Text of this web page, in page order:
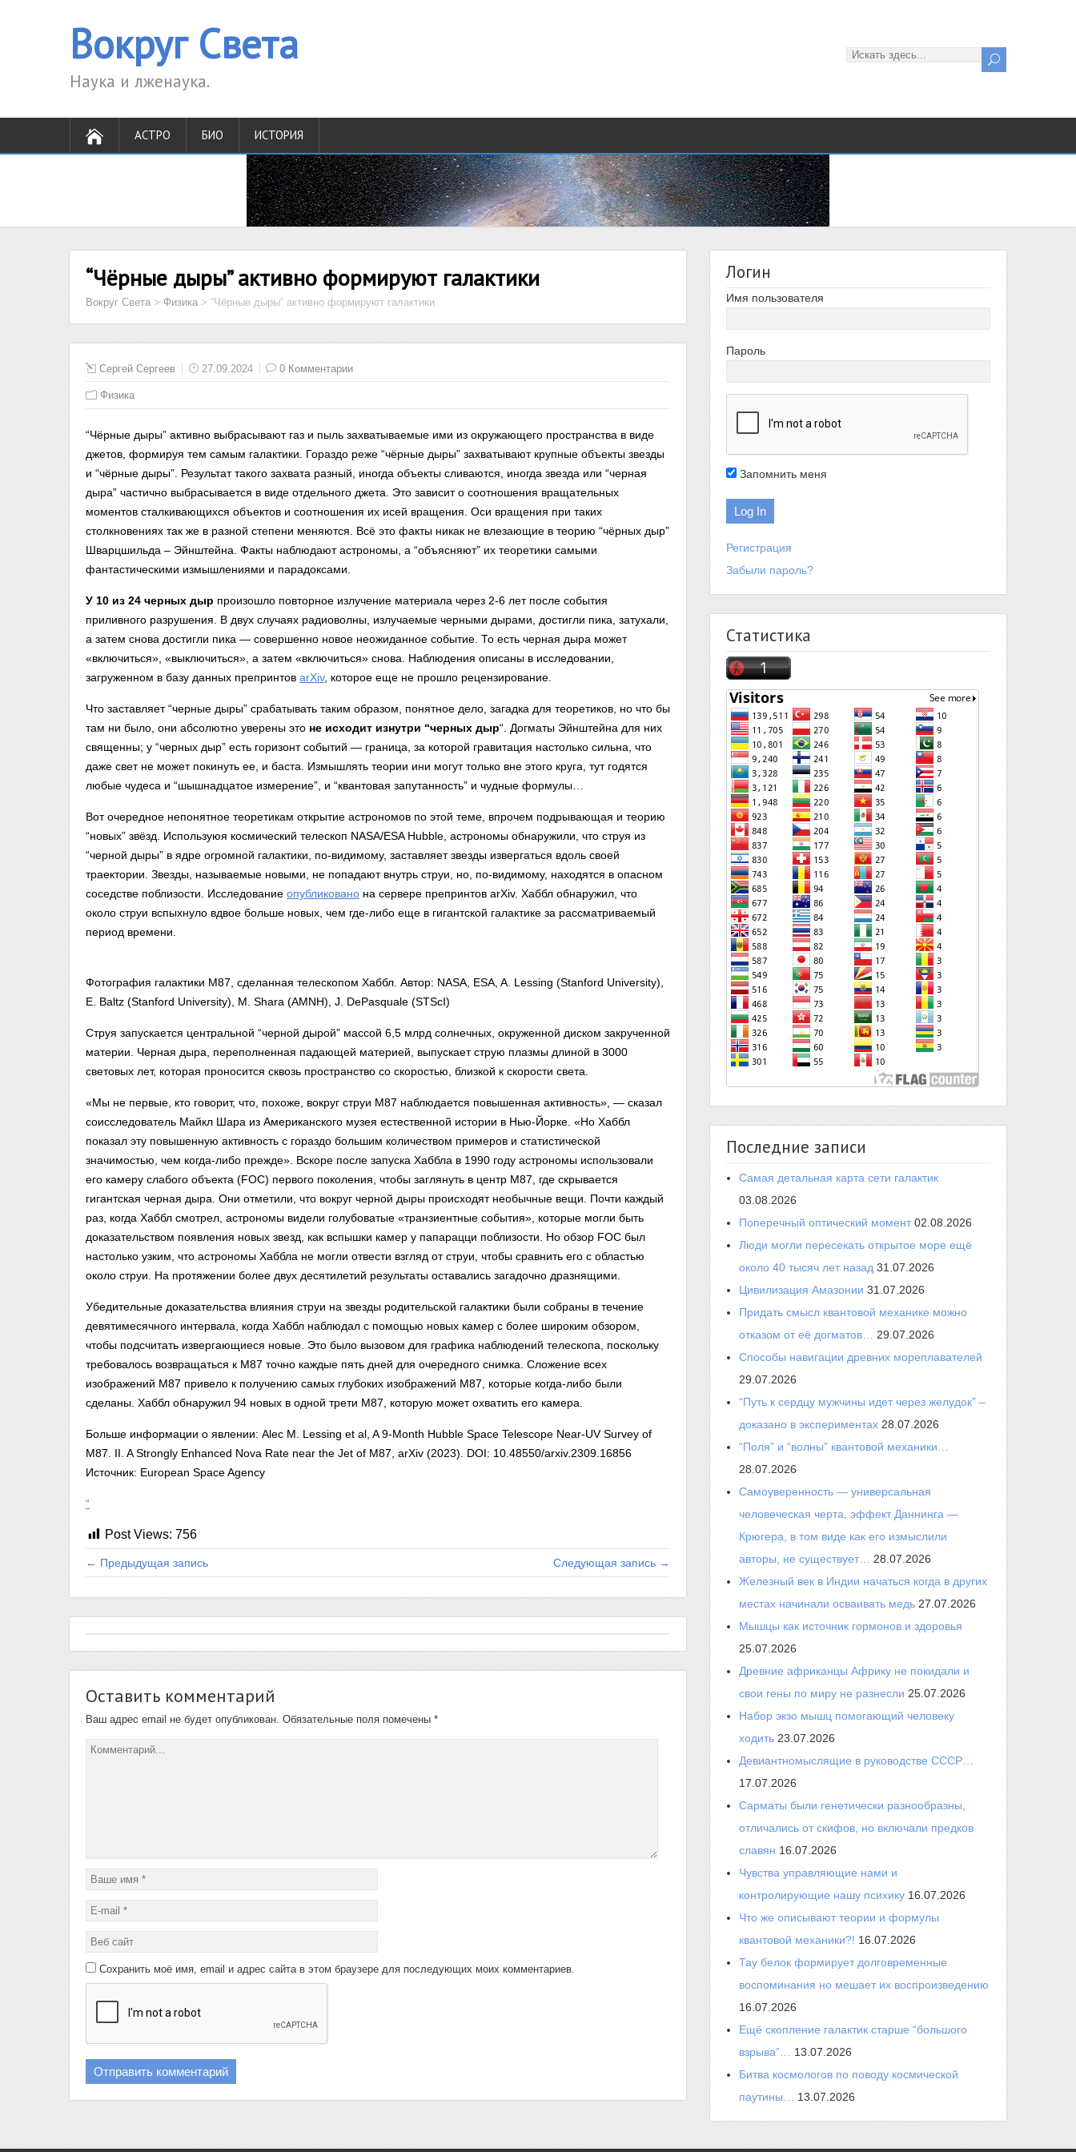
Вокруг Света
Наука и лженаука.
АСТРО БИО ИСТОРИЯ
“Чёрные дыры” активно формируют галактики
Вокруг Света > Физика > “Чёрные дыры” активно формируют галактики
Сергей Сергеев 27.09.2024 0 Комментарии
Физика
“Чёрные дыры” активно выбрасывают газ и пыль захватываемые ими из окружающего пространства в виде
джетов, формируя тем самым галактики. Гораздо реже “чёрные дыры” захватывают крупные объекты звезды
и “чёрные дыры”. Результат такого захвата разный, иногда объекты сливаются, иногда звезда или “черная
дыра” частично выбрасывается в виде отдельного джета. Это зависит о соотношения вращательных
моментов сталкивающихся объектов и соотношения их исей вращения. Оси вращения при таких
столкновениях так же в разной степени меняются. Всё это факты никак не влезающие в теорию “чёрных дыр”
Шварцшильда – Эйнштейна. Факты наблюдают астрономы, а “объясняют” их теоретики самыми
фантастическими измышлениями и парадоксами.
У 10 из 24 черных дыр произошло повторное излучение материала через 2-6 лет после события
приливного разрушения. В двух случаях радиоволны, излучаемые черными дырами, достигли пика, затухали,
а затем снова достигли пика — совершенно новое неожиданное событие. То есть черная дыра может
«включиться», «выключиться», а затем «включиться» снова. Наблюдения описаны в исследовании,
загруженном в базу данных препринтов arXiv, которое еще не прошло рецензирование.
Что заставляет “черные дыры” срабатывать таким образом, понятное дело, загадка для теоретиков, но что бы
там ни было, они абсолютно уверены это не исходит изнутри “черных дыр“. Догматы Эйнштейна для них
священны; у “черных дыр” есть горизонт событий — граница, за которой гравитация настолько сильна, что
даже свет не может покинуть ее, и баста. Измышлять теории ини могут только вне этого круга, тут годятся
любые чудеса и “шышнадцатое измерение”, и “квантовая запутанность” и чудные формулы…
Вот очередное непонятное теоретикам открытие астрономов по этой теме, впрочем подрывающая и теорию
“новых” звёзд. Используюя космический телескоп NASA/ESA Hubble, астрономы обнаружили, что струя из
“черной дыры” в ядре огромной галактики, по-видимому, заставляет звезды извергаться вдоль своей
траектории. Звезды, называемые новыми, не попадают внутрь струи, но, по-видимому, находятся в опасном
соседстве поблизости. Исследование опубликовано на сервере препринтов arXiv. Хаббл обнаружил, что
около струи вспыхнуло вдвое больше новых, чем где-либо еще в гигантской галактике за рассматриваемый
период времени.
Фотография галактики M87, сделанная телескопом Хаббл. Автор: NASA, ESA, A. Lessing (Stanford University),
E. Baltz (Stanford University), M. Shara (AMNH), J. DePasquale (STScI)
Струя запускается центральной “черной дырой” массой 6,5 млрд солнечных, окруженной диском закрученной
материи. Черная дыра, переполненная падающей материей, выпускает струю плазмы длиной в 3000
световых лет, которая проносится сквозь пространство со скоростью, близкой к скорости света.
«Мы не первые, кто говорит, что, похоже, вокруг струи M87 наблюдается повышенная активность», — сказал
соисследователь Майкл Шара из Американского музея естественной истории в Нью-Йорке. «Но Хаббл
показал эту повышенную активность с гораздо большим количеством примеров и статистической
значимостью, чем когда-либо прежде». Вскоре после запуска Хаббла в 1990 году астрономы использовали
его камеру слабого объекта (FOC) первого поколения, чтобы заглянуть в центр M87, где скрывается
гигантская черная дыра. Они отметили, что вокруг черной дыры происходят необычные вещи. Почти каждый
раз, когда Хаббл смотрел, астрономы видели голубоватые «транзиентные события», которые могли быть
доказательством появления новых звезд, как вспышки камер у папарацци поблизости. Но обзор FOC был
настолько узким, что астрономы Хаббла не могли отвести взгляд от струи, чтобы сравнить его с областью
около струи. На протяжении более двух десятилетий результаты оставались загадочно дразнящими.
Убедительные доказательства влияния струи на звезды родительской галактики были собраны в течение
девятимесячного интервала, когда Хаббл наблюдал с помощью новых камер с более широким обзором,
чтобы подсчитать извергающиеся новые. Это было вызовом для графика наблюдений телескопа, поскольку
требовалось возвращаться к M87 точно каждые пять дней для очередного снимка. Сложение всех
изображений M87 привело к получению самых глубоких изображений M87, которые когда-либо были
сделаны. Хаббл обнаружил 94 новых в одной трети M87, которую может охватить его камера.
Больше информации о явлении: Alec M. Lessing et al, A 9-Month Hubble Space Telescope Near-UV Survey of
M87. II. A Strongly Enhanced Nova Rate near the Jet of M87, arXiv (2023). DOI: 10.48550/arxiv.2309.16856
Источник: European Space Agency
“
Post Views: 756
← Предыдущая запись Следующая запись →
Оставить комментарий
Ваш адрес email не будет опубликован. Обязательные поля помечены *
Сохранить моё имя, email и адрес сайта в этом браузере для последующих моих комментариев.
Логин
Имя пользователя
Пароль
Запомнить меня
Регистрация
Забыли пароль?
Статистика
Последние записи
Самая детальная карта сети галактик
03.08.2026
Поперечный оптический момент 02.08.2026
Люди могли пересекать открытое море ещё
около 40 тысяч лет назад 31.07.2026
Цивилизация Амазонии 31.07.2026
Придать смысл квантовой механике можно
отказом от её догматов…
29.07.2026
Способы навигации древних мореплавателей
29.07.2026
“Путь к сердцу мужчины идет через желудок” –
доказано в экспериментах 28.07.2026
“Поля” и “волны” квантовой механики…
28.07.2026
Самоуверенность — универсальная
человеческая черта, эффект Даннинга —
Крюгера, в том виде как его измыслили
авторы, не существует…
28.07.2026
Железный век в Индии начаться когда в других
местах начинали осваивать медь 27.07.2026
Мышцы как источник гормонов и здоровья
25.07.2026
Древние африканцы Африку не покидали и
свои гены по миру не разнесли 25.07.2026
Набор экзо мышц помогающий человеку
ходить 23.07.2026
Девиантномыслящие в руководстве СССР…
17.07.2026
Сарматы были генетически разнообразны,
отличались от скифов, но включали предков
славян 16.07.2026
Чувства управляющие нами и
контролирующие нашу психику 16.07.2026
Что же описывают теории и формулы
квантовой механики?! 16.07.2026
Тау белок формирует долговременные
воспоминания но мешает их воспроизведению
16.07.2026
Ещё скопление галактик старше “большого
взрыва”…
13.07.2026
Битва космологов по поводу космической
паутины…
13.07.2026